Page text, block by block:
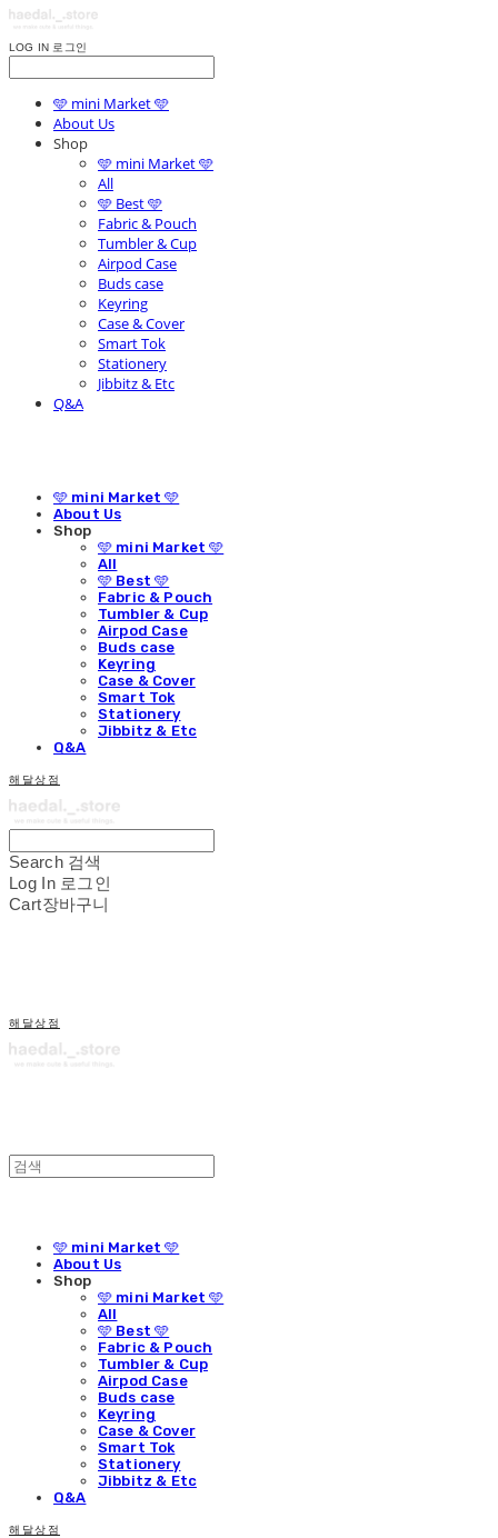
LOG IN 로그인
🩵 mini Market 🩵
About Us
Shop
🩵 mini Market 🩵
All
🩵 Best 🩵
Fabric & Pouch
Tumbler & Cup
Airpod Case
Buds case
Keyring
Case & Cover
Smart Tok
Stationery
Jibbitz & Etc
Q&A
🩵 mini Market 🩵
About Us
Shop
🩵 mini Market 🩵
All
🩵 Best 🩵
Fabric & Pouch
Tumbler & Cup
Airpod Case
Buds case
Keyring
Case & Cover
Smart Tok
Stationery
Jibbitz & Etc
Q&A
해달상점
Search 검색
Log In 로그인
Cart장바구니
해달상점
🩵 mini Market 🩵
About Us
Shop
🩵 mini Market 🩵
All
🩵 Best 🩵
Fabric & Pouch
Tumbler & Cup
Airpod Case
Buds case
Keyring
Case & Cover
Smart Tok
Stationery
Jibbitz & Etc
Q&A
해달상점